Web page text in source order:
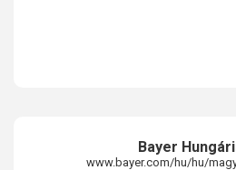
Bayer
www.bayer.com/hu/hu/